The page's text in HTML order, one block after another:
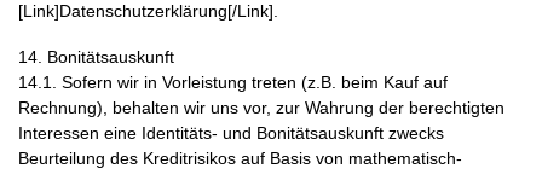
[Link]Datenschutzerklärung[/Link].
14. Bonitätsauskunft
14.1. Sofern wir in Vorleistung treten (z.B. beim Kauf auf
Rechnung), behalten wir uns vor, zur Wahrung der berechtigten
Interessen eine Identitäts- und Bonitätsauskunft zwecks
Beurteilung des Kreditrisikos auf Basis von mathematisch-